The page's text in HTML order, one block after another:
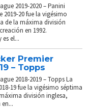
2019-2020 – Panini
2019-20 fue la vigésimo
de la máxima división
en 1992.
es el...
Premier
– Topps
2018-2019 – Topps La
19 fue la vigésimo séptima
división inglesa,